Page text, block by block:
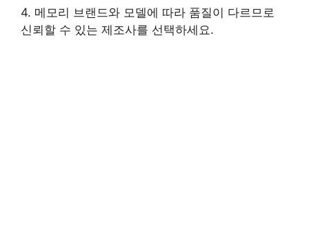
4. 메모리 브랜드와 모델에 따라 품질이 다르므로
신뢰할 수 있는 제조사를 선택하세요.